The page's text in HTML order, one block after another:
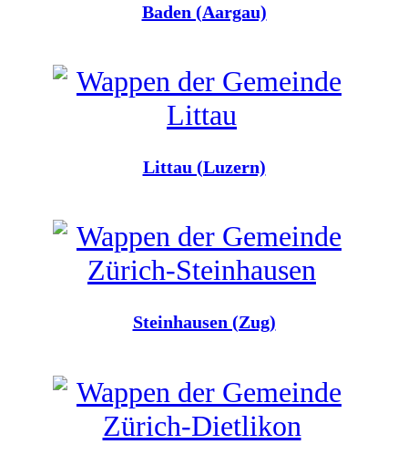
Baden (Aargau)
Littau (Luzern)
Steinhausen (Zug)